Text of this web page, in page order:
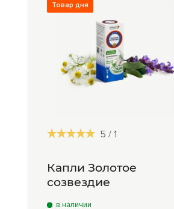
Товар дня
5 / 1
Капли Золотое
созвездие
в наличии